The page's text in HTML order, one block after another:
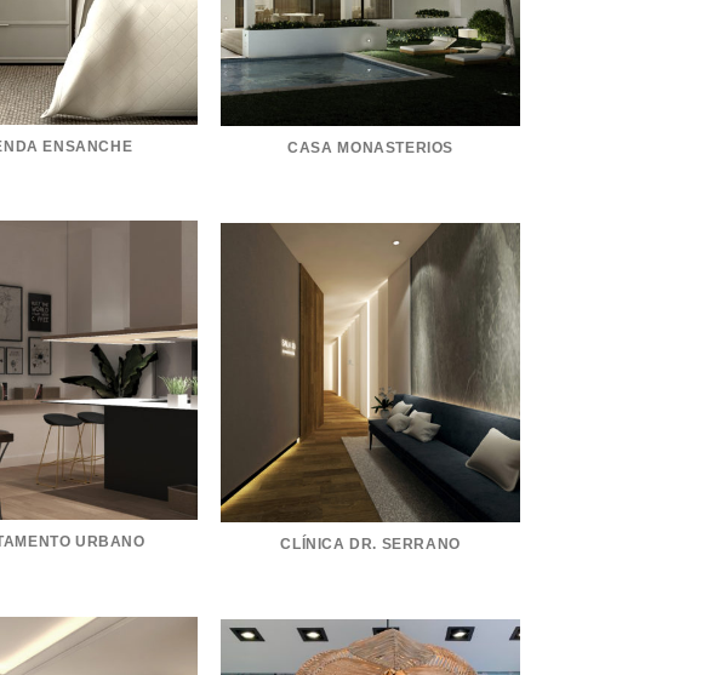
ENSANCHE CASA MONASTERIOS
URBANO CLÍNICA DR. SERRANO